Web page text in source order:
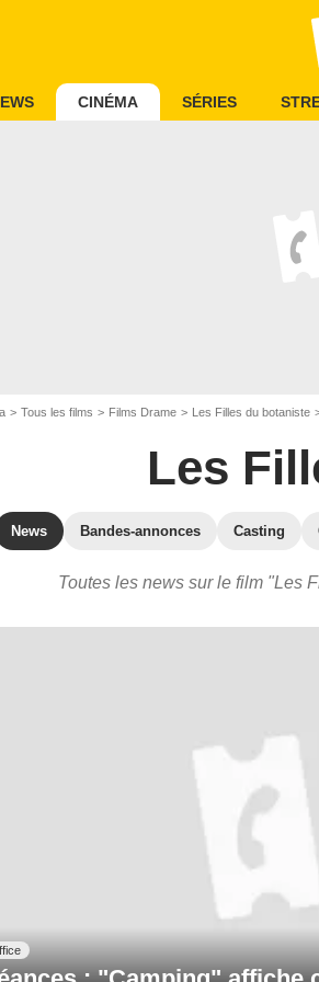
CINÉMA SÉRIES
Tous les films Films Drame Les Filles du botaniste
Les
News Bandes-annonces Casting
Toutes les news sur le film "Les